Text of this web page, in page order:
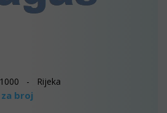
- Rijeka
broj